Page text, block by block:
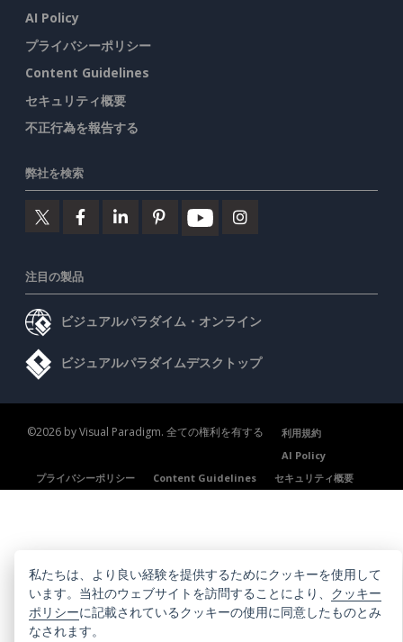
AI Policy
プライバシーポリシー
Content Guidelines
セキュリティ概要
不正行為を報告する
弊社を検索
注目の製品
ビジュアルパラダイム・オンライン
ビジュアルパラダイムデスクトップ
©2026 by Visual Paradigm. 全ての権利を有する
利用規約
AI Policy
プライバシーポリシー
Content Guidelines セキュリティ概要
私たちは、より良い経験を提供するためにクッキーを使用して
います。当社のウェブサイトを訪問することにより、 クッキー
ポリシーに記載されているクッキーの使用に同意したものとみ
なされます。